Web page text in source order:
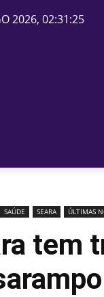
2026, 02:31:25
SAÚDE SEARA ÚLTIMAS
tem